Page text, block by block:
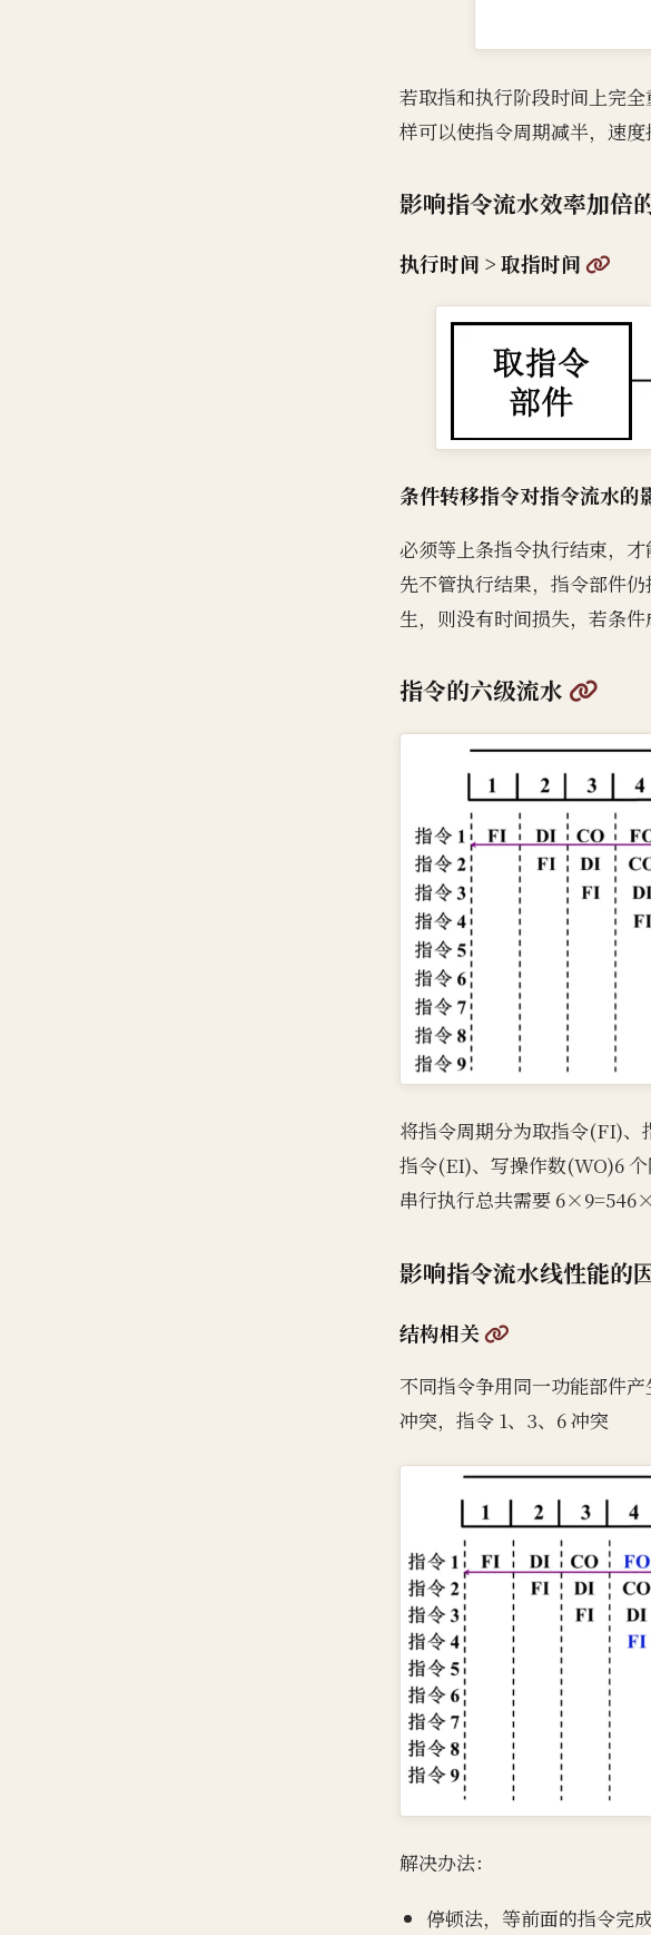
若取指和执行阶段时间上完
样可以使指令周期减半，速度
影响指令流水效率加倍
执行时间 > 取指时间 @
条件转移指令对指令流水的
必须等上条指令执行结束，
先不管执行结果，指令部件
生，则没有时间损失，若条
指令的六级流水 @
将指令周期分为取指令(FI)
指令(EI)、写操作数(WO)6 个
串行执行总共需要
影响指令流水线性能的
结构相关 @
不同指令争用同一功能部件
冲突，指令 1、3、6 冲突
解决办法：
停顿法，等前面的指令完